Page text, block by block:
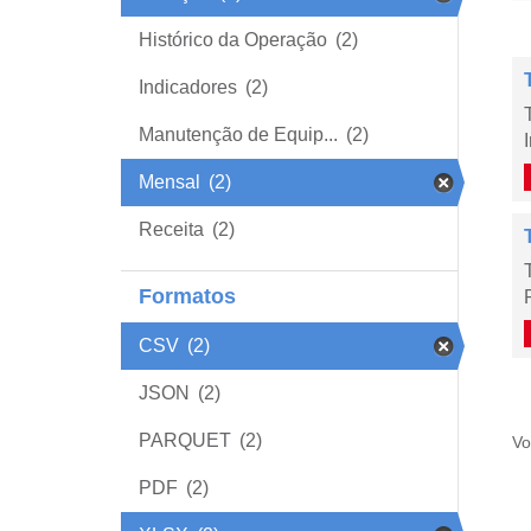
Histórico da Operação (2)
Indicadores (2)
Manutenção de Equip... (2)
Mensal (2)
Receita (2)
Formatos
CSV (2)
JSON (2)
PARQUET (2)
PDF (2)